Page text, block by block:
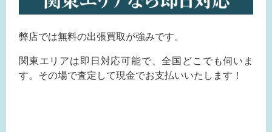
弊店では無料の出張買取が強みです。
関東エリアは即日対応可能で、全国どこでも伺いま
す。その場で査定して現金でお支払いいたします！